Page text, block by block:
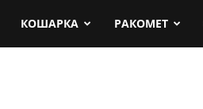
КОШАРКА РАКОМЕТ